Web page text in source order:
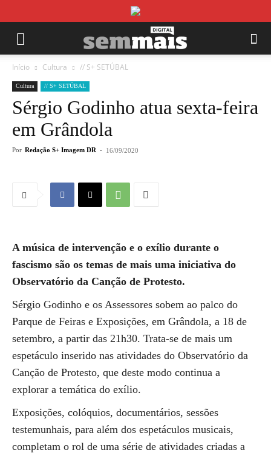
Início Cultura // S+ SETÚBAL
Cultura // S+ SETÚBAL
Sérgio Godinho atua sexta-feira
em Grândola
Por Redação S+ Imagem DR - 16/09/2020
A música de intervenção e o exílio durante o
fascismo são os temas de mais uma iniciativa do
Observatório da Canção de Protesto.
Sérgio Godinho e os Assessores sobem ao palco do
Parque de Feiras e Exposições, em Grândola, a 18 de
setembro, a partir das 21h30. Trata-se de mais um
espetáculo inserido nas atividades do Observatório da
Canção de Protesto, que deste modo continua a
explorar a temática do exílio.
Exposições, colóquios, documentários, sessões
testemunhais, para além dos espetáculos musicais,
completam o rol de uma série de atividades criadas a